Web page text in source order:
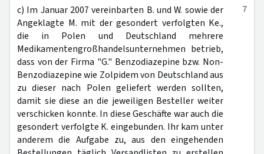
7
c) Im Januar 2007 vereinbarten B. und W. sowie der
Angeklagte M. mit der gesondert verfolgten Ke.,
die in Polen und Deutschland mehrere
Medikamentengroßhandelsunternehmen betrieb,
dass von der Firma "G." Benzodiazepine bzw. Non-
Benzodiazepine wie Zolpidem von Deutschland aus
zu dieser nach Polen geliefert werden sollten,
damit sie diese an die jeweiligen Besteller weiter
verschicken konnte. In diese Geschäfte war auch die
gesondert verfolgte K. eingebunden. Ihr kam unter
anderem die Aufgabe zu, aus den eingehenden